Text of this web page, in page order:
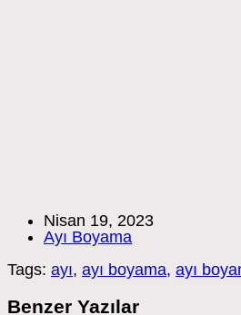
Post
published:
Nisan 19, 2023
Post
category:
Ayı Boyama
Tags: ayı, ayı boyama, ayı
Benzer Yazılar